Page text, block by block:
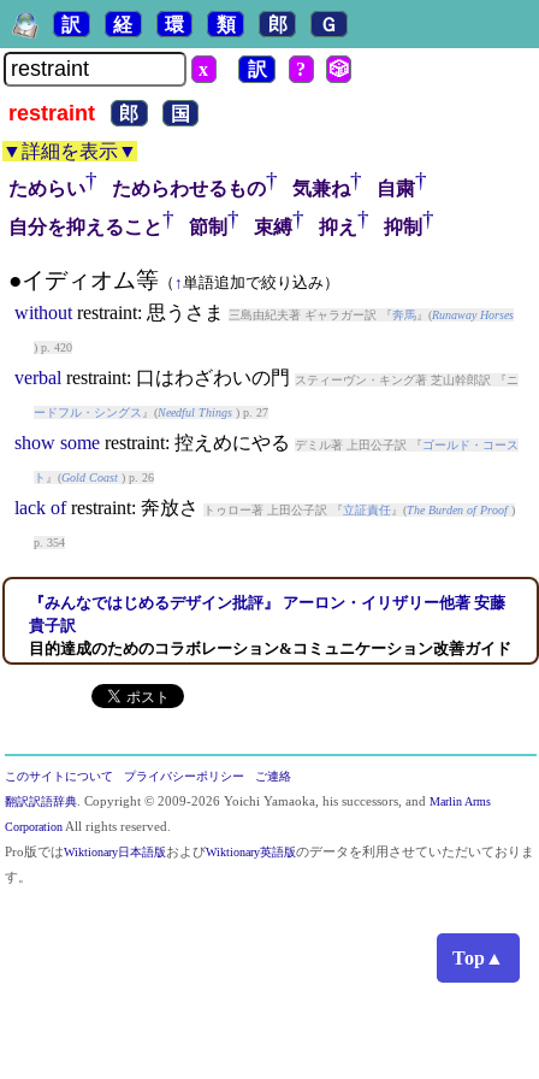
Top▲
訳 経 環 類 郎 Ｇ
x 訳 ? 🎲
restraint 郎
国
▼詳細を表示▼
ためらい† ためらわせるもの† 気兼ね† 自粛†
自分を抑えること† 節制† 束縛† 抑え † 抑制†
●イディオム等（ ↑単語追加で絞り込み）
without restraint: 思うさま 三島由紀夫著 ギャラガー訳 『奔馬』(Runaway Horses
) p. 420
verbal restraint: 口はわざわいの門 スティーヴン・キング著 芝山幹郎訳 『 ニ
ードフル・シングス 』(Needful Things) p. 27
show some restraint: 控えめにやる デミル著 上田公子訳 『 ゴールド・コース
ト 』(Gold Coast) p. 26
lack of restraint: 奔放さ トゥロー著 上田公子訳 『 立証責任』(The Burden of Proof)
p. 354
『みんなではじめるデザイン批評』 アーロン・イリザリー他著 安藤
貴子訳
目的達成のためのコラボレーション&コミュニケーション改善ガイド
このサイトについて プライバシーポリシー
ご連絡
翻訳訳語辞典 . Copyright © 2009-2026 Yoichi Yamaoka, his successors, and Marlin Arms
Corporation All rights reserved.
Pro版ではWiktionary日本語版およびWiktionary英語版のデータを利用させていただいておりま
す。